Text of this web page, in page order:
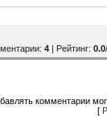
: 4 Рейтинг: 0.0/
комментарии
[